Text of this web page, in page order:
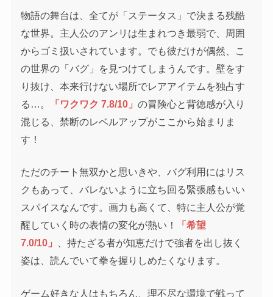
物語の舞台は、全てが「ステータス」で決まる残酷
な世界。主人公のアンリは生まれつき最弱で、周囲
からゴミ扱いされています。でも彼だけが偶然、こ
の世界の「バグ」を見つけてしまうんです。壁をす
り抜け、本来行けない場所でレアアイテムを独占す
る…。
「ワクワク 7.8/10」の冒険心と背徳感が入り
混じる、禁断のレベルアップがここから始まりま
す！
ただのチート無双かと思いきや、バグ利用にはリス
クもあって、バレないように立ち回る緊張感もいい
スパイスなんです。画力も高くて、特に主人公が覚
醒していく時の表情の変化が熱い！
「希望
7.0/10」
、持たざる者が知恵だけで強者を出し抜く
姿は、読んでいて拳を握りしめたくなります。
ゲーム好きな人はもちろん、理不尽な環境で戦って